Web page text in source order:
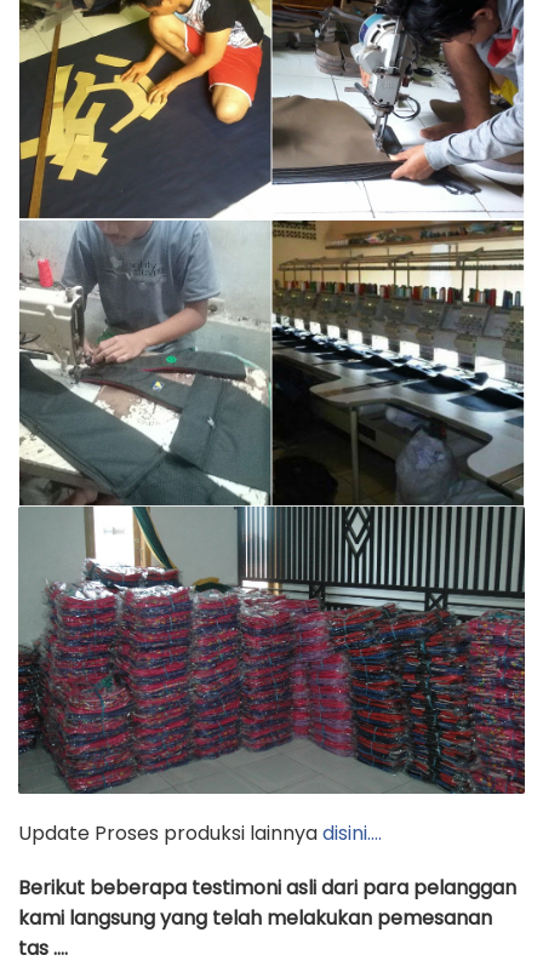
Update Proses produksi lainnyadisini….
Berikut beberapa testimoni asli dari para pelanggan
kami langsung yang telah melakukan pemesanan
tas ….